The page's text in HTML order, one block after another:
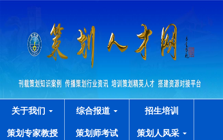
关于我们 综合报道
招生培训
策划专家教授
策划师考试
策划人风采